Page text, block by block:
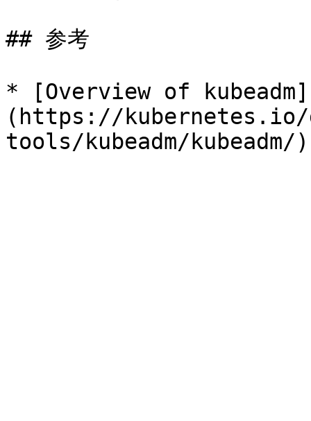
## 参考
* [Overview of kubeadm]
(https://kubernetes.io/